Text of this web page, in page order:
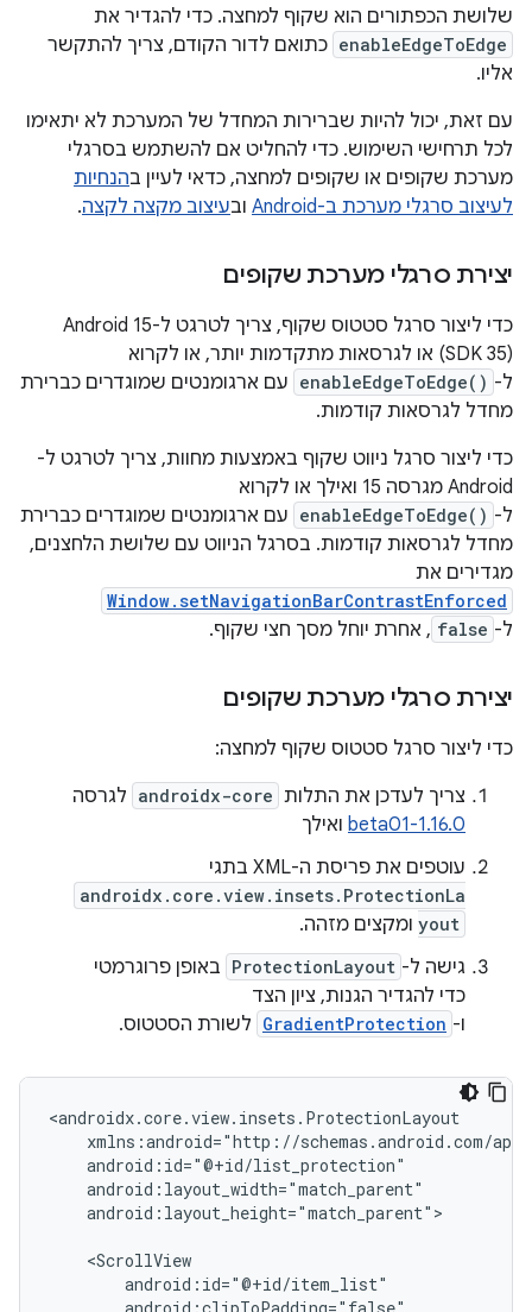
שלושת הכפתורים הוא שקוף למחצה. כדי להגדיר את
enableEdgeToEdge כתואם לדור הקודם, צריך להתקשר
אליו.
עם זאת, יכול להיות שברירות המחדל של המערכת לא יתאימו
לכל תרחישי השימוש. כדי להחליט אם להשתמש בסרגלי
מערכת שקופים או שקופים למחצה, כדאי לעיין בהנחיות
לעיצוב סרגלי מערכת ב-Android
ובעיצוב מקצה לקצה.
יצירת סרגלי מערכת שקופים
(SDK 35) או לגרסאות מתקדמות יותר, או לקרוא
ל- enableEdgeToEdge() עם ארגומנטים שמוגדרים כברירת
מחדל לגרסאות קודמות.
כדי ליצור סרגל ניווט שקוף באמצעות מחוות, צריך לטרגט ל-
Android מגרסה 15 ואילך או לקרוא
ל- enableEdgeToEdge() עם ארגומנטים שמוגדרים כברירת
מחדל לגרסאות קודמות. בסרגל הניווט עם שלושת הלחצנים,
מגדירים את
Window.setNavigationBarContrastEnforced
ל- false , אחרת יוחל מסך חצי שקוף.
יצירת סרגלי מערכת שקופים
כדי ליצור סרגל סטטוס שקוף למחצה:
צריך לעדכן את התלות androidx-core לגרסה
1.16.0-beta01
ואילך
עוטפים את פריסת ה-XML בתגי
androidx.core.view.insets.ProtectionLa
yout ומקצים מזהה.
גישה ל- ProtectionLayout באופן פרוגרמטי
כדי להגדיר הגנות, ציון הצד
ו- GradientProtection לשורת הסטטוס.
android:layout_height="match_parent">